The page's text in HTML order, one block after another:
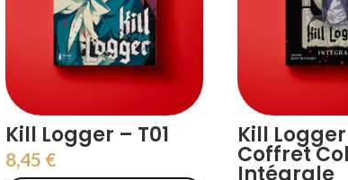
Kill Logger – T01
8,45 €
Kill
Coffret
Intégrale